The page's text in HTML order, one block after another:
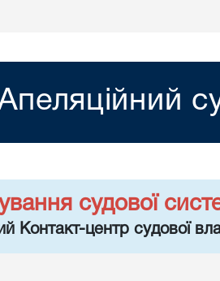
судової
Контакт-центр судової